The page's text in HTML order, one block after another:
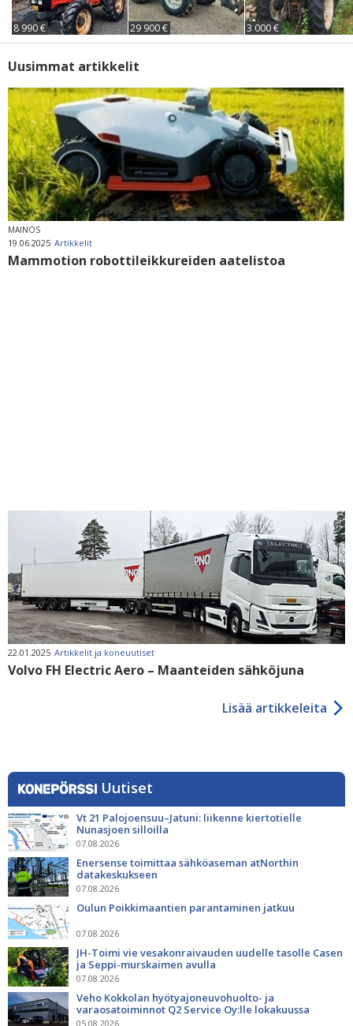
8 990 € 29 900 € 3 000 €
Uusimmat artikkelit
MAINOS
19.06.2025 Artikkelit
Mammotion robottileikkureiden aatelistoa
22.01.2025 Artikkelit ja koneuutiset
Volvo FH Electric Aero – Maanteiden sähköjuna
Lisää artikkeleita
Uutiset
Vt 21 Palojoensuu–Jatuni: liikenne kiertotielle
Nunasjoen silloilla
07.08.2026
Enersense toimittaa sähköaseman atNorthin
datakeskukseen
07.08.2026
Oulun Poikkimaantien parantaminen jatkuu
07.08.2026
JH-Toimi vie vesakonraivauden uudelle tasolle Casen
ja Seppi-murskaimen avulla
07.08.2026
Veho Kokkolan hyötyajoneuvohuolto- ja
varaosatoiminnot Q2 Service Oy:lle lokakuussa
05.08.2026